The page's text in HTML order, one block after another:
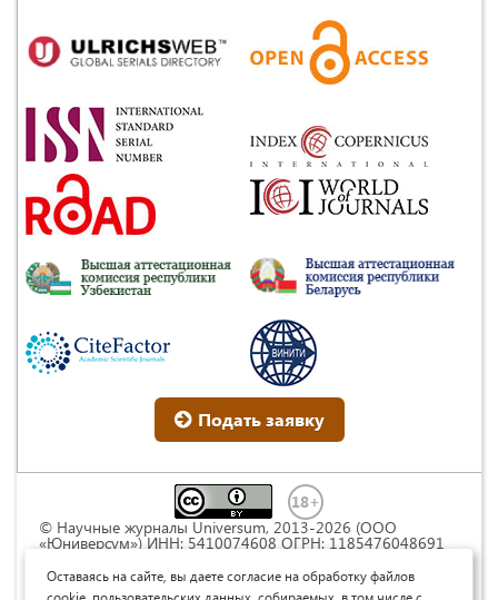
Подать заявку
© Научные журналы Universum, 2013-2026 (ООО
«Юниверсум») ИНН: 5410074608 ОГРН: 1185476048691
Commons « Attribution» («Атрибуция») 4.0
Непортированная
Оставаясь на сайте, вы даете согласие на обработку файлов